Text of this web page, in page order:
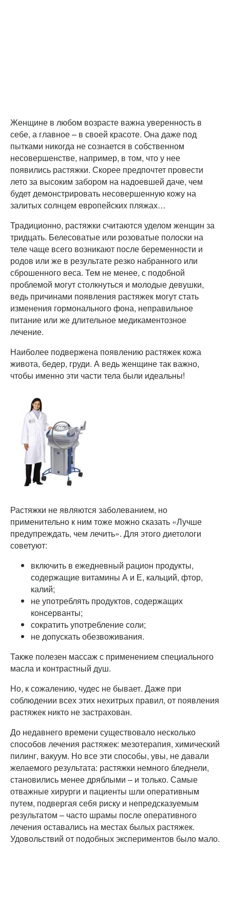
Женщине в любом возрасте важна уверенность в
себе, а главное – в своей красоте. Она даже под
пытками никогда не сознается в собственном
несовершенстве, например, в том, что у нее
появились растяжки. Скорее предпочтет провести
лето за высоким забором на надоевшей даче, чем
будет демонстрировать несовершенную кожу на
залитых солнцем европейских пляжах…
Традиционно, растяжки считаются уделом женщин за
тридцать. Белесоватые или розоватые полоски на
теле чаще всего возникают после беременности и
родов или же в результате резко набранного или
сброшенного веса. Тем не менее, с подобной
проблемой могут столкнуться и молодые девушки,
ведь причинами появления растяжек могут стать
изменения гормонального фона, неправильное
питание или же длительное медикаментозное
лечение.
Наиболее подвержена появлению растяжек кожа
живота, бедер, груди. А ведь женщине так важно,
чтобы именно эти части тела были идеальны!
Растяжки не являются заболеванием, но
применительно к ним тоже можно сказать «Лучше
предупреждать, чем лечить». Для этого диетологи
советуют:
включить в ежедневный рацион продукты,
содержащие витамины А и Е, кальций, фтор,
калий;
не употреблять продуктов, содержащих
консерванты;
сократить употребление соли;
не допускать обезвоживания.
Также полезен массаж с применением специального
масла и контрастный душ.
Но, к сожалению, чудес не бывает. Даже при
соблюдении всех этих нехитрых правил, от появления
растяжек никто не застрахован.
До недавнего времени существовало несколько
способов лечения растяжек: мезотерапия, химический
пилинг, вакуум. Но все эти способы, увы, не давали
желаемого результата: растяжки немного бледнели,
становились менее дряблыми – и только. Самые
отважные хирурги и пациенты шли оперативным
путем, подвергая себя риску и непредсказуемым
результатом – часто шрамы после оперативного
лечения оставались на местах былых растяжек.
Удовольствий от подобных экспериментов было мало.